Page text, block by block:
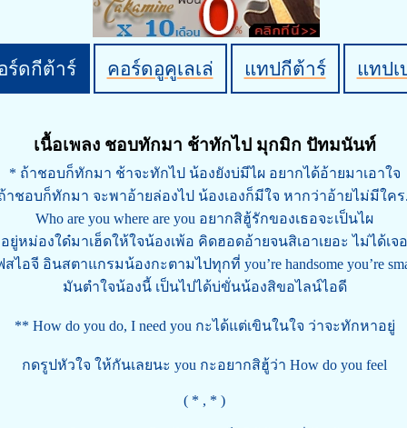
ร์ดกีต้าร์ คอร์ดอูคูเลเล่ แทปกีต้าร์ แทปเ
เนื้อเพลง ชอบทักมา ช้าทักไป มุกมิก ปัทมนันท์
* ถ้าชอบก็ทักมา ช้าจะทักไป น้องยังบ่มีไผ อยากได้อ้ายมาเอาใจ
าชอบก็ทักมา จะพาอ้ายล่องไป น้องเองก็มีใจ หากว่าอ้ายไม่มีใคร
Who are you where are you อยากสิฮู้รักของเธอจะเป็นไผ
อยู่หม่องใด๋มาเฮ็ดให้ใจน้องเพ้อ คิดฮอดอ้ายจนสิเอาเยอะ ไม่ได้เจอ
สไอจี อินสตาแกรมน้องกะตามไปทุกที่ you’re handsome you’re
มันตำใจน้องนี้ เป็นไปได้บ่ขั่นน้องสิขอไลน์ไอดี
** How do you do, I need you กะได้แต่เขินในใจ ว่าจะทักหาอยู่
กดรูปหัวใจ ให้กันเลยนะ you กะอยากสิฮู้ว่า How do you feel
( * , * )